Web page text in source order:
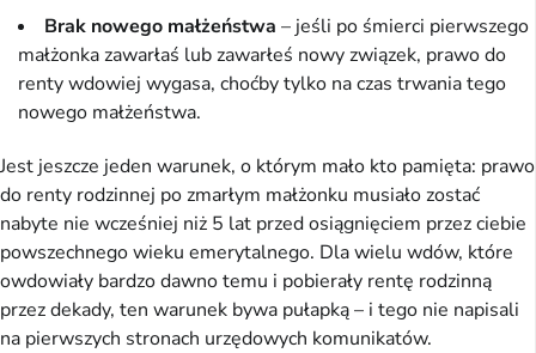
Brak nowego małżeństwa – jeśli po śmierci pierwszego
małżonka zawarłaś lub zawarłeś nowy związek, prawo do
renty wdowiej wygasa, choćby tylko na czas trwania tego
nowego małżeństwa.
Jest jeszcze jeden warunek, o którym mało kto pamięta: prawo
do renty rodzinnej po zmarłym małżonku musiało zostać
nabyte nie wcześniej niż 5 lat przed osiągnięciem przez ciebie
powszechnego wieku emerytalnego. Dla wielu wdów, które
owdowiały bardzo dawno temu i pobierały rentę rodzinną
przez dekady, ten warunek bywa pułapką – i tego nie napisali
na pierwszych stronach urzędowych komunikatów.